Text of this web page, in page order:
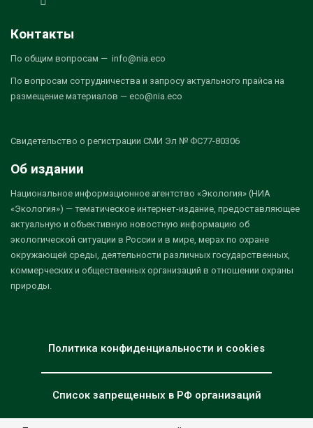
Контакты
По общим вопросам — info@nia.eco
По вопросам сотрудничества и запросу актуального прайса на
размещение материалов — eco@nia.eco
Свидетельство о регистрации СМИ Эл № ФС77-80306
Об издании
Национальное информационное агентство «Экология» (НИА
«Экология») — тематическое интернет-издание, предоставляющее
актуальную и объективную новостную информацию об
экологической ситуации в России и в мире, мерах по охране
окружающей среды, деятельности различных государственных,
коммерческих и общественных организаций в отношении охраны
природы.
Политика конфиденциальности и cookies
Список запрещенных в РФ организаций